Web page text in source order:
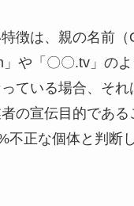
徴は、親の名前（
や「〇〇.tv」の
ている場合、それ
の宣伝目的である
不正な個体と判断